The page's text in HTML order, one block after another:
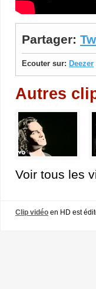
Partager:
Ecouter sur: Deezer
Autres
Voir tous les
Clip vidéo en HD est